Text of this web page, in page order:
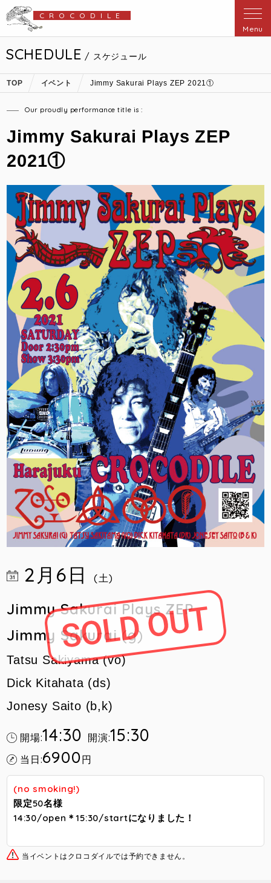
CROCODILE
Menu
SCHEDULE / スケジュール
TOP イベント Jimmy Sakurai Plays ZEP 2021①
Our proudly performance title is :
Jimmy Sakurai Plays ZEP
2021①
2月6日(土)
Jimmy Sakurai Plays ZEP
Jimmy Sakurai(g)
Tatsu Sakiyama (vo)
Dick Kitahata (ds)
Jonesy Saito (b,k)
開場:14:30 開演:15:30
当日:6900円
(no smoking!)
限定50名様
14:30/open＊15:30/startになりました！
当イベントはクロコダイルでは予約できません。